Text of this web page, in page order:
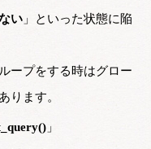
い 」といった状態に陥
ープをする時はグロー
ります。
」